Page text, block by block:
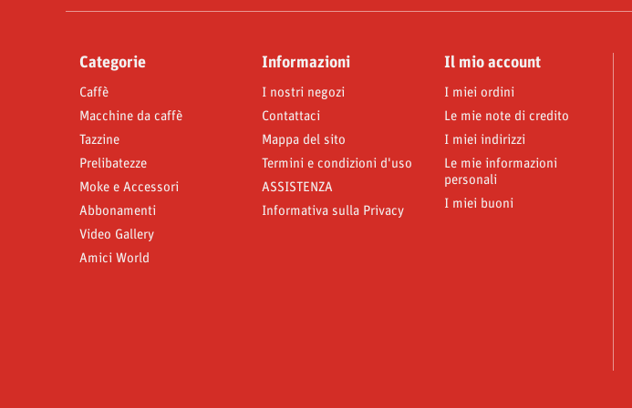
Categorie
Caffè
Macchine da caffè
Tazzine
Prelibatezze
Moke e Accessori
Abbonamenti
Video Gallery
Amici World
Informazioni
I nostri negozi
Contattaci
Mappa del sito
Termini e condizioni d'uso
ASSISTENZA
Informativa sulla Privacy
Il mio account
I miei ordini
Le mie note di credito
I miei indirizzi
Le mie informazioni
personali
I miei buoni